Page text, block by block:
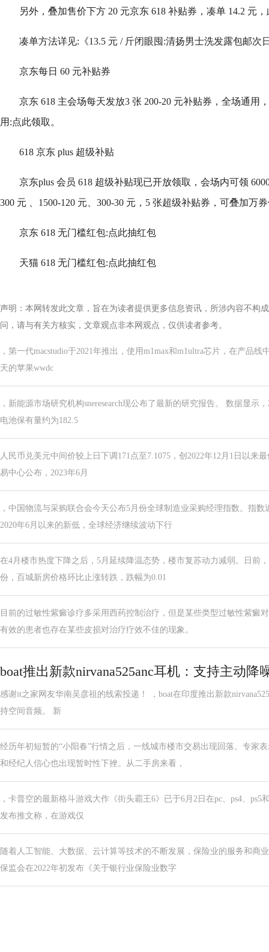
另外，叠加售价下方 20 元京东 618 补贴券，凑单 14.2 元
凑单方法详见:《13.5 元 / 斤闭眼囤:清扬男士洗发露包邮次
京东每日 60 元补贴券
京东 618 主会场每天发放3 张 200-20 元补贴券，全场通用
用:点此领取。
618 京东 plus 超级补贴
京东plus 会员 618 超级补贴现已开放领取，会场内可领
300 元 、1500-120 元、300-30 元，5 张超级补贴券，可叠加万
京东 618 无门槛红包:点此抽红包
天猫 618 无门槛红包:点此抽红包
声明：本网转发此文章，旨在为读者提供更多信息资讯，所涉内容不构
问，请与有关方核实，文章观点非本网观点，仅供读者参考。
，第一代macstudio于2021年推出，使用m1max和m1ultra芯片，在产品
天的苹果wwdc
，新能源市场研究机构sneresearch现公布了最新的研究报告。 数据显示
电池保有量约为182.5
人民币兑美元中间价较上日下调171点至7.1075，创2022年12月1日以来
易中心公布，2023年6月
，中国物流与采购联合会今天公布5月份全球制造业采购经理指数。指
2020年6月以来的新低，全球经济继续波动下行
在4月楼市热度下降之后，5月延续降温态势，楼市复苏动力减弱。日前
份，百城新房价格环比止涨转跌，跌幅为0.01
目前的过敏性紫癜诊疗多采用西药控制治疗，但是某些类型过敏性紫癜
有效的患者也存在某些皮损对治疗疗效不佳的现象。
boat推出新款nirvana525anc耳机：支持主动降
感谢it之家网友华南吴彦祖的线索投递！ ，boat在印度推出新款
持空间音频。 新
经历年初短暂的“小阳春”行情之后，一线城市楼市交易出现回落。专家
和经纪人信心也出现暂时性下挫。从二手房来看，
，卡普空的最新格斗游戏大作《街头霸王6》已于6月2日在pc、ps4、ps5
发布推文称，在游戏仅
随着人工智能、大数据、云计算等技术的不断发展，保险业的服务和商
保监会在2022年初发布《关于银行业保险业数字